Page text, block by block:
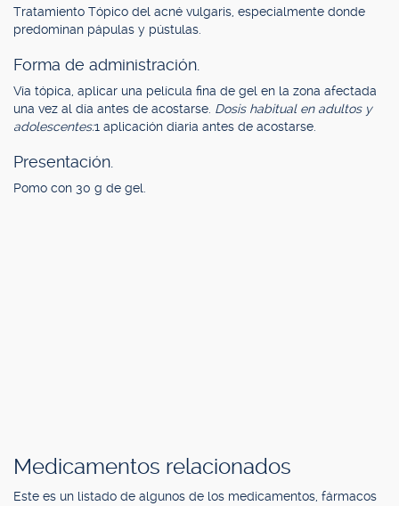
Tratamiento Tópico del acné vulgaris, especialmente donde
predominan pápulas y pústulas.
Forma de administración.
Vía tópica, aplicar una película fina de gel en la zona afectada
una vez al día antes de acostarse. Dosis habitual en adultos y
adolescentes:1 aplicación diaria antes de acostarse.
Presentación.
Pomo con 30 g de gel.
Medicamentos relacionados
Este es un listado de algunos de los medicamentos, fármacos